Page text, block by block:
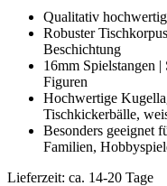
Qualitativ
Robuster
Beschichtung
16mm Spielstangen
Figuren
Hochwertige
Tischkickerbälle,
Besonders geeignet
Familien,
Lieferzeit: ca. 14-20 Tage